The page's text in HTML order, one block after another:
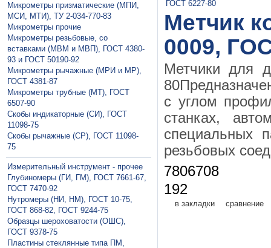
Микрометры призматические (МПИ,
МСИ, МТИ), ТУ 2-034-770-83
Микрометры прочие
Микрометры резьбовые, со
вставками (МВМ и МВП), ГОСТ 4380-
93 и ГОСТ 50190-92
Микрометры рычажные (МРИ и МР),
ГОСТ 4381-87
Микрометры трубные (МТ), ГОСТ
6507-90
Скобы индикаторные (СИ), ГОСТ
11098-75
Скобы рычажные (СР), ГОСТ 11098-
75
Измерительный инструмент - прочее
Глубиномеры (ГИ, ГМ), ГОСТ 7661-67,
ГОСТ 7470-92
Нутромеры (НИ, НМ), ГОСТ 10-75,
ГОСТ 868-82, ГОСТ 9244-75
Образцы шероховатости (ОШС),
ГОСТ 9378-75
Пластины стеклянные типа ПМ,
Метчик
0009,
Метчики для
с углом
станках,
специальных
резьбовых
7806708
192
в закладки сравнение